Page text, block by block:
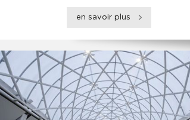
en savoir plus